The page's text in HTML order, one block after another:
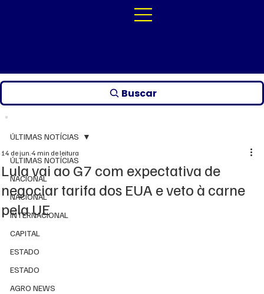
Buscar
ÚLTIMAS NOTÍCIAS
NACIONAL
NACIONAL
INTERNACIONAL
CAPITAL
ESTADO
ESTADO
AGRO NEWS
ÚLTIMAS NOTÍCIAS
Lula vai ao G7 com expectativa de
negociar tarifa dos EUA e veto à carne
pela UE
14 de jun.4 min de leitura